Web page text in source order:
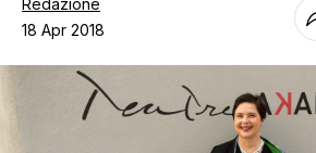
Contatti
Redazione
18 Apr 2018